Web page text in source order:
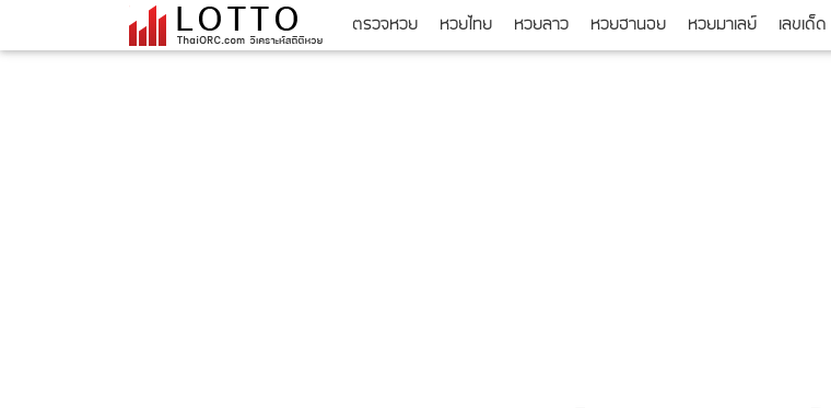
ตรวจหวย หวยไทย หวยลาว หวยฮานอย หวยมาเลย์ เลขเด็ด